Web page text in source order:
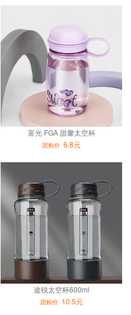
富光·FGA 甜馨太空杯
团购价 6.8元
途锐太空杯600ml
团购价10.5元